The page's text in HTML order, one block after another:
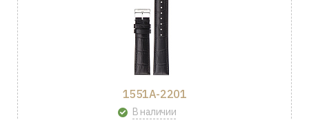
1551A-2201
В наличии